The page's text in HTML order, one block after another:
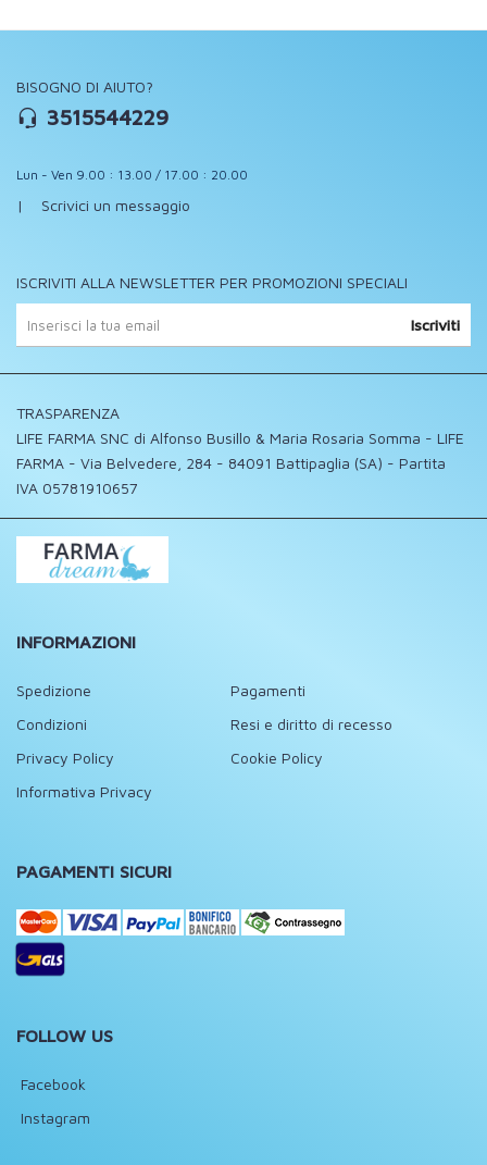
BISOGNO DI AIUTO?
3515544229
Lun - Ven 9.00 : 13.00 / 17.00 : 20.00
| Scrivici un messaggio
ISCRIVITI ALLA NEWSLETTER PER PROMOZIONI SPECIALI
Iscriviti
TRASPARENZA
LIFE FARMA SNC di Alfonso Busillo & Maria Rosaria Somma - LIFE
FARMA - Via Belvedere, 284 - 84091 Battipaglia (SA) - Partita
IVA 05781910657
INFORMAZIONI
Spedizione
Pagamenti
Condizioni
Resi e diritto di recesso
Privacy Policy
Cookie Policy
Informativa Privacy
PAGAMENTI SICURI
FOLLOW US
Facebook
Instagram